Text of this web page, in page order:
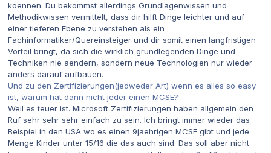
koennen. Du bekommst allerdings Grundlagenwissen und
Methodikwissen vermittelt, dass dir hilft Dinge leichter und auf
einer tieferen Ebene zu verstehen als ein
Fachinformatiker/Quereinsteiger und dir somit einen langfristigen
Vorteil bringt, da sich die wirklich grundlegenden Dinge und
Techniken nie aendern, sondern neue Technologien nur wieder
anders darauf aufbauen.
Und zu den Zertifizierungen(jedweder Art) wenn es alles so easy
ist, warum hat dann nicht jeder einen MCSE?
Weil es teuer ist. Microsoft Zertifizierungen haben allgemein den
Ruf sehr sehr sehr einfach zu sein. Ich bringt immer wieder das
Beispiel in den USA wo es einen 9jaehrigen MCSE gibt und jede
Menge Kinder unter 15/16 die das auch sind. Das soll aber nicht